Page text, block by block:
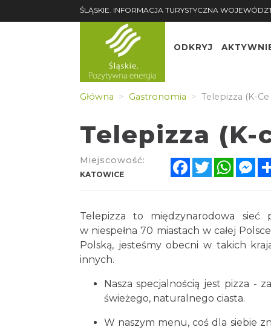
ŚLĄSKIE. INFORMACJA TURYSTYCZNA
ODKRYJ
Główna Gastronomia Telepizza (K-
Telepizza (K-
Miejscowość:
KATOWICE
FacebookTwitter
Telepizza to międzynarodowa
w niespełna 70 miastach w całej
Polską, jesteśmy obecni w takich
innych.
Nasza specjalnością jest pizza -
świeżego, naturalnego ciasta.
W naszym menu, coś dla siebie